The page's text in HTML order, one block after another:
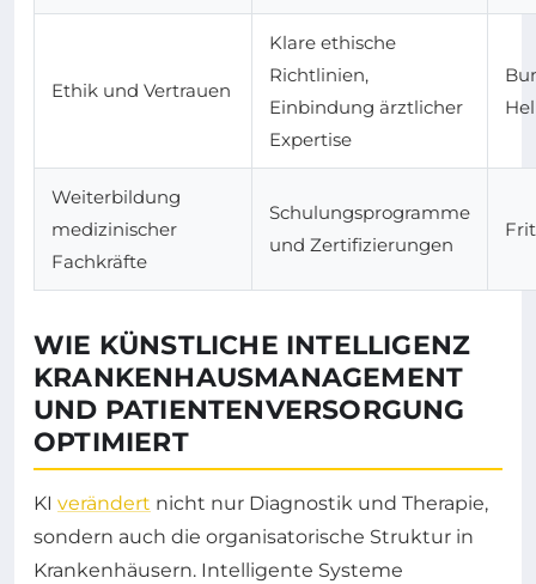
Ethik und Vertrauen
Klare ethische
Richtlinien,
Einbindung ärztlicher
Expertise
Weiterbildung
medizinischer
Fachkräfte
Schulungsprogramme
und Zertifizierungen
WIE KÜNSTLICHE INTELLIGENZ
KRANKENHAUSMANAGEMENT
UND PATIENTENVERSORGUNG
OPTIMIERT
KI verändert nicht nur Diagnostik und Therapie,
sondern auch die organisatorische Struktur in
Krankenhäusern. Intelligente Systeme